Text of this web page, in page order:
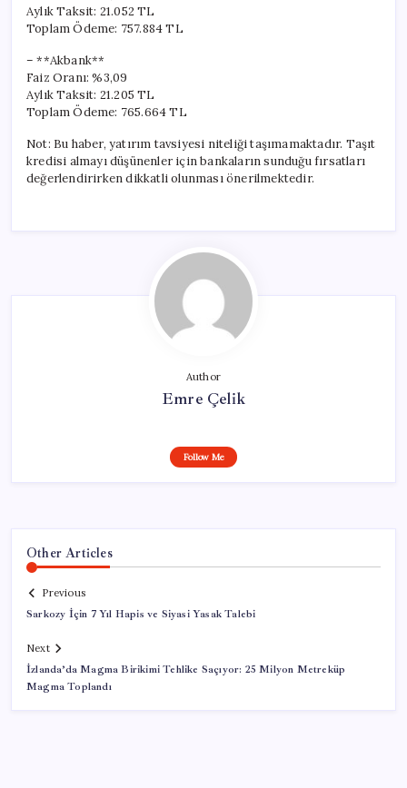
Aylık Taksit: 21.052 TL
Toplam Ödeme: 757.884 TL
– **Akbank**
Faiz Oranı: %3,09
Aylık Taksit: 21.205 TL
Toplam Ödeme: 765.664 TL
Not: Bu haber, yatırım tavsiyesi niteliği taşımamaktadır. Taşıt
kredisi almayı düşünenler için bankaların sunduğu fırsatları
değerlendirirken dikkatli olunması önerilmektedir.
Author
Emre Çelik
Follow Me
Other Articles
Previous
Sarkozy İçin 7 Yıl Hapis ve Siyasi Yasak Talebi
Next
İzlanda’da Magma Birikimi Tehlike Saçıyor: 25 Milyon Metreküp
Magma Toplandı